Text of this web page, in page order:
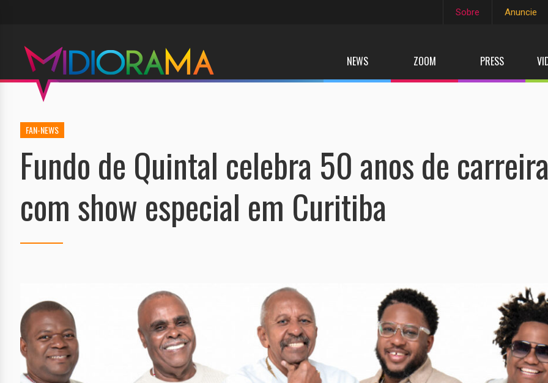
Sobre Anuncie
NEWS ZOOM PRESS
FAN-NEWS
Fundo de Quintal celebra 50 anos de
com show especial em Curitiba